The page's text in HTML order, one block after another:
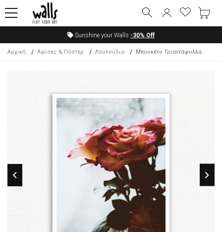
Sunshine your Walls -30% Off
Αρχική Αφίσες & Πόστερ Λουλούδια Μπουκέτο Τριαντάφυλλα